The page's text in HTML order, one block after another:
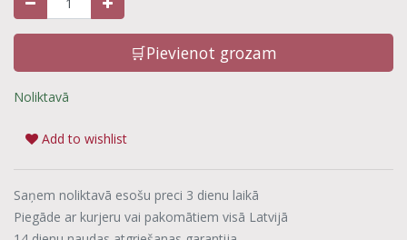
🛒Pievienot grozam
Noliktavā
Add to wishlist
Saņem noliktavā esošu preci 3 dienu laikā
Piegāde ar kurjeru vai pakomātiem visā Latvijā